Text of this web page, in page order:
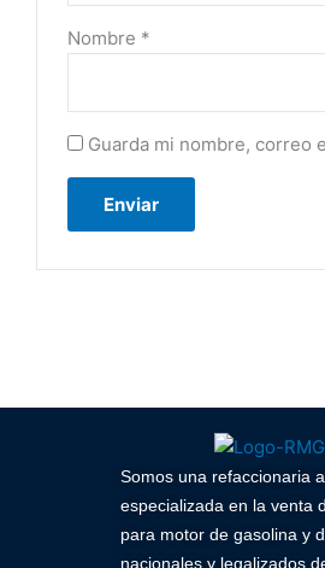
Nombre *
Guarda mi nombre, correo
Somos una refaccionaria
especializada en la venta
para motor de gasolina y
nacionales y legalizados